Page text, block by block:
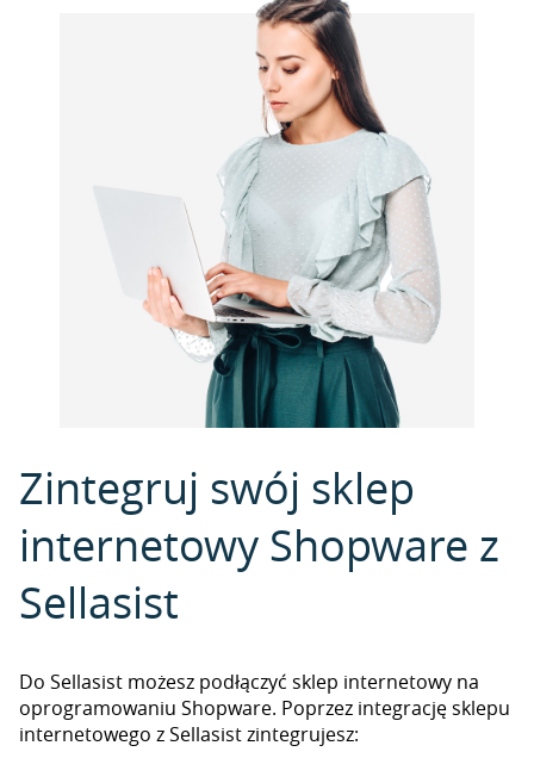
Zintegruj swój sklep
internetowy Shopware z
Sellasist
Do Sellasist możesz podłączyć sklep internetowy na
oprogramowaniu Shopware. Poprzez integrację sklepu
internetowego z Sellasist zintegrujesz: